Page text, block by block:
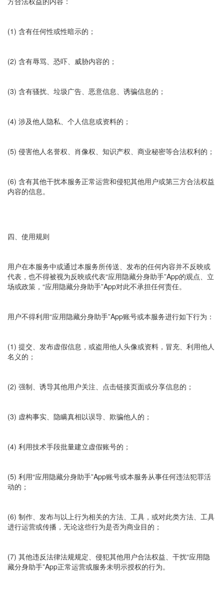
(1) 含有任何性或性暗示的；
(2) 含有辱骂、恐吓、威胁内容的；
(3) 含有骚扰、垃圾广告、恶意信息、诱骗信息的；
(4) 涉及他人隐私、个人信息或资料的；
(5) 侵害他人名誉权、肖像权、知识产权、商业秘密等合法权利的；
(6) 含有其他干扰本服务正常运营和侵犯其他用户或第三方合法权益
内容的信息。
四、使用规则
用户在本服务中或通过本服务所传送、发布的任何内容并不反映或
代表，也不得被视为反映或代表“应用隐藏分身助手”App的观点、立
场或政策，“应用隐藏分身助手”App对此不承担任何责任。
用户不得利用“应用隐藏分身助手”App账号或本服务进行如下行为：
(1) 提交、发布虚假信息，或盗用他人头像或资料，冒充、利用他人
名义的；
(2) 强制、诱导其他用户关注、点击链接页面或分享信息的；
(3) 虚构事实、隐瞒真相以误导、欺骗他人的；
(4) 利用技术手段批量建立虚假账号的；
(5) 利用“应用隐藏分身助手”App账号或本服务从事任何违法犯罪活
动的；
(6) 制作、发布与以上行为相关的方法、工具，或对此类方法、工具
进行运营或传播，无论这些行为是否为商业目的；
(7) 其他违反法律法规规定、侵犯其他用户合法权益、干扰“应用隐
藏分身助手”App正常运营或服务未明示授权的行为。